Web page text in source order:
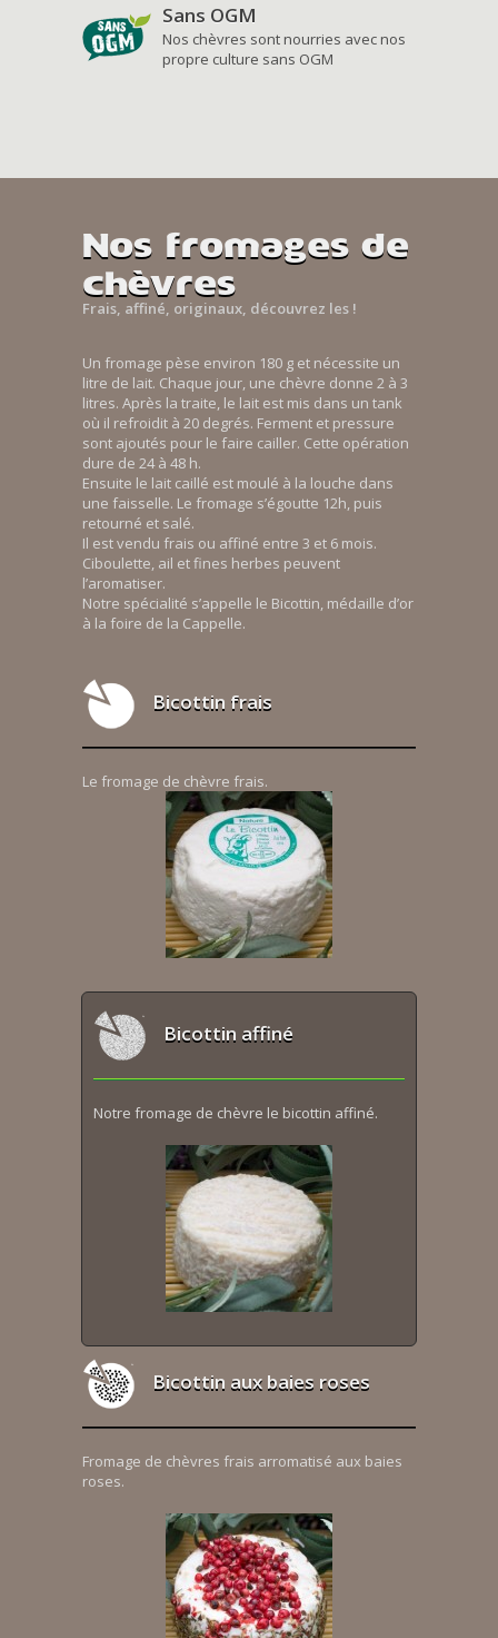
Sans OGM
Nos chèvres sont nourries avec nos
propre culture sans OGM
Nos fromages de
chèvres
Frais, affiné, originaux, découvrez les !
Un fromage pèse environ 180 g et nécessite un
litre de lait. Chaque jour, une chèvre donne 2 à 3
litres. Après la traite, le lait est mis dans un tank
où il refroidit à 20 degrés. Ferment et pressure
sont ajoutés pour le faire cailler. Cette opération
dure de 24 à 48 h.
Ensuite le lait caillé est moulé à la louche dans
une faisselle. Le fromage s’égoutte 12h, puis
retourné et salé.
Il est vendu frais ou affiné entre 3 et 6 mois.
Ciboulette, ail et fines herbes peuvent
l’aromatiser.
Notre spécialité s’appelle le Bicottin, médaille d’or
à la foire de la Cappelle.
Bicottin frais
Le fromage de chèvre frais.
Bicottin affiné
Notre fromage de chèvre le bicottin affiné.
Bicottin aux baies roses
Fromage de chèvres frais arromatisé aux baies
roses.